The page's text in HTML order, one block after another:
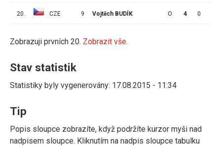
20. CZE 9 Vojtěch BUDÍK O 4 0
Zobrazuji prvních 20. Zobrazit vše.
Stav statistik
Statistiky byly vygenerovány: 17.08.2015 - 11:34
Tip
Popis sloupce zobrazíte, když podržíte kurzor myši nad
nadpisem sloupce. Kliknutím na nadpis sloupce tabulku